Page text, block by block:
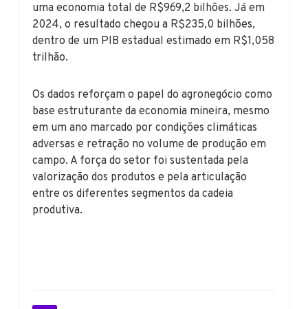
uma economia total de R$969,2 bilhões. Já em
2024, o resultado chegou a R$235,0 bilhões,
dentro de um PIB estadual estimado em R$1,058
trilhão.
Os dados reforçam o papel do agronegócio como
base estruturante da economia mineira, mesmo
em um ano marcado por condições climáticas
adversas e retração no volume de produção em
campo. A força do setor foi sustentada pela
valorização dos produtos e pela articulação
entre os diferentes segmentos da cadeia
produtiva.